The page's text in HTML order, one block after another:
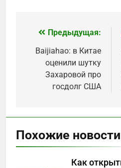
Навигация
по
записям
Предыдущая:
Baijiahao: в Китае
оценили шутку
Захаровой про
госдолг США
Похожие новости
Как